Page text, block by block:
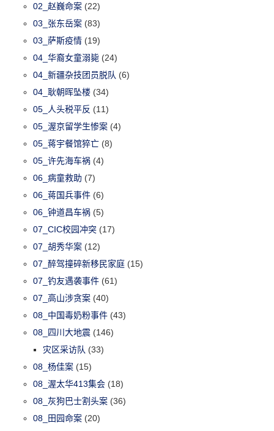
02_赵巍命案 (22)
03_张东岳案 (83)
03_萨斯疫情 (19)
04_华裔女童溺毙 (24)
04_新疆杂技团员脱队 (6)
04_耿朝晖坠楼 (34)
05_人头税平反 (11)
05_渥京留学生惨案 (4)
05_蒋宇餐馆猝亡 (8)
05_许先海车祸 (4)
06_病童救助 (7)
06_蒋国兵事件 (6)
06_钟道昌车祸 (5)
07_CIC校园冲突 (17)
07_胡秀华案 (12)
07_醉驾撞碎新移民家庭 (15)
07_钓友遇袭事件 (61)
07_高山涉贪案 (40)
08_中国毒奶粉事件 (43)
08_四川大地震 (146)
灾区采访队 (33)
08_杨佳案 (15)
08_渥太华413集会 (18)
08_灰狗巴士割头案 (36)
08_田园命案 (20)